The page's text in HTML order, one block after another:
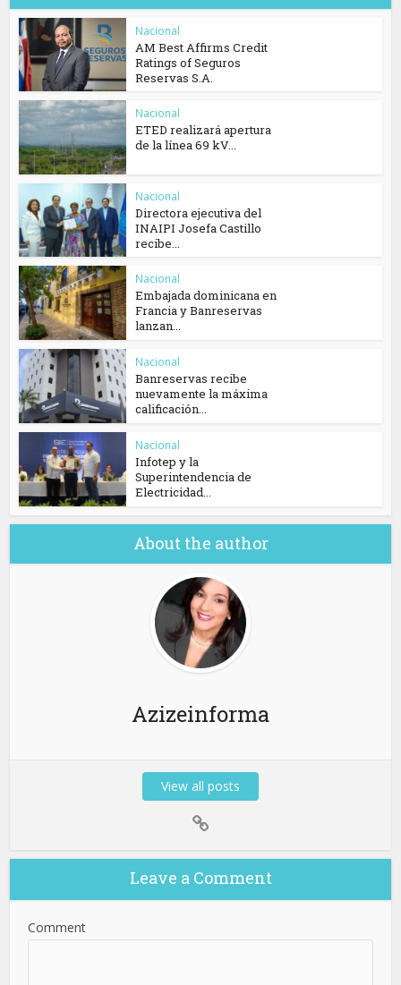
Nacional
AM Best Affirms Credit
Ratings of Seguros
Reservas S.A.
Nacional
ETED realizará apertura
de la línea 69 kV...
Nacional
Directora ejecutiva del
INAIPI Josefa Castillo
recibe...
Nacional
Embajada dominicana en
Francia y Banreservas
lanzan...
Nacional
Banreservas recibe
nuevamente la máxima
calificación...
Nacional
Infotep y la
Superintendencia de
Electricidad...
About the author
Azizeinforma
View all posts
Leave a Comment
Comment